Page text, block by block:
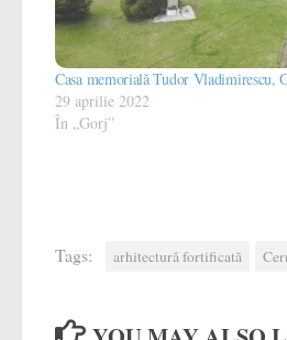
Casa memorială Tudor Vladimirescu,
29 aprilie 2022
În „Gorj”
Tags: arhitectură fortificată